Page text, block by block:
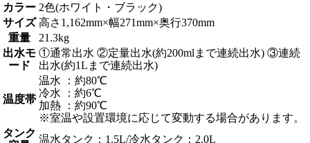
カラー 2色(ホワイト・ブラック)
サイズ 高さ1,162mm×幅271mm×奥行370mm
重量
21.3kg
出水モ
ード
①通常出水 ②定量出水(約200mlまで連続出水) ③連続
出水(約1Lまで連続出水)
温度帯
温水 ：約80℃
冷水 ：約6℃
加熱 ：約90℃
※室温や設置環境に応じて変動する場合があります。
タンク
温水タンク：1.5L/冷水タンク：2.0L